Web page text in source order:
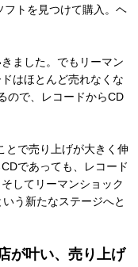
フトを見つけて購入。ヘ
ました。でもリーマン
はほとんど売れなくな
ので、レコードからCD
とで売り上げが大きく伸
であっても、レコード
してリーマンショック
う新たなステージへと
が叶い、売り上げ